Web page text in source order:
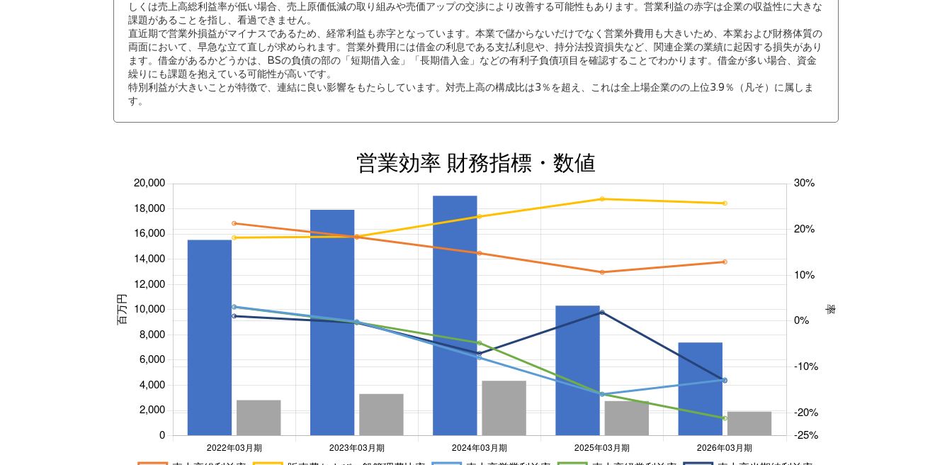
しくは売上高総利益率が低い場合、売上原価低減の取り組みや売価アップの交渉により改善する可能性もあります。営業利益の赤字は企業の収益性に大きな
課題があることを指し、看過できません。
直近期で営業外損益がマイナスであるため、経常利益も赤字となっています。本業で儲からないだけでなく営業外費用も大きいため、本業および財務体質の
両面において、早急な立て直しが求められます。営業外費用には借金の利息である支払利息や、持分法投資損失など、関連企業の業績に起因する損失があり
ます。借金があるかどうかは、BSの負債の部の「短期借入金」「長期借入金」などの有利子負債項目を確認することでわかります。借金が多い場合、資金
繰りにも課題を抱えている可能性が高いです。
特別利益が大きいことが特徴で、連結に良い影響をもたらしています。対売上高の構成比は3％を超え、これは全上場企業のの上位3.9％（凡そ）に属しま
す。